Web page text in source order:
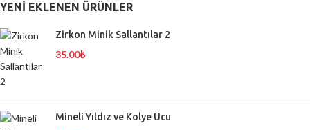
YENI EKLENEN ÜRÜNLER
Zirkon Minik Sallantılar 2
35.00₺
Mineli Yıldız ve Kolye Ucu